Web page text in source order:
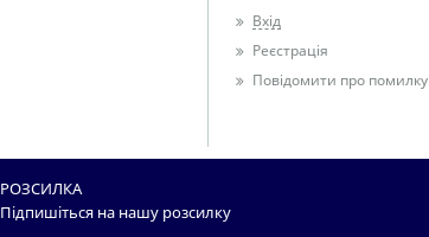
Вхід
Реєстрація
Повідомити про помилку
РОЗСИЛКА
Підпишіться на нашу розсилку